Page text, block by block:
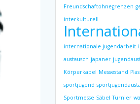
Freundschaftohnegrenzen
interkulturell
internationale jugendarbeit
austausch japaner
Körperkabel Messestand
sportjugend
Sportmesse Säbel Turnier